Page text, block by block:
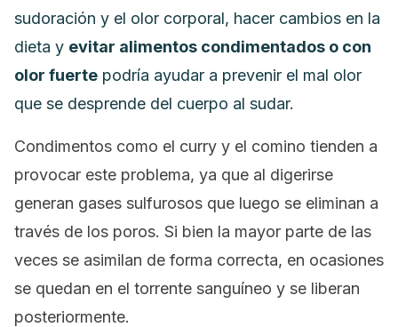
sudoración y el olor corporal, hacer cambios en la
dieta y evitar alimentos condimentados o con
olor fuerte podría ayudar a prevenir el mal olor
que se desprende del cuerpo al sudar.
Condimentos como el curry y el comino tienden a
provocar este problema, ya que al digerirse
generan gases sulfurosos que luego se eliminan a
través de los poros. Si bien la mayor parte de las
veces se asimilan de forma correcta, en ocasiones
se quedan en el torrente sanguíneo y se liberan
posteriormente.